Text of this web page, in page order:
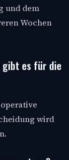
und dem
Wochen
gibt es für die
wird